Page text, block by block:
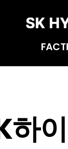
FACT
하